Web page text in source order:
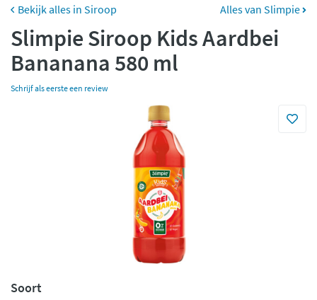
Betaal met Klarna
Siroop Alles van Slimpie
Slimpie Siroop Kids Aardbei
Bananana 580 ml
Schrijf als eerste een review
Soort